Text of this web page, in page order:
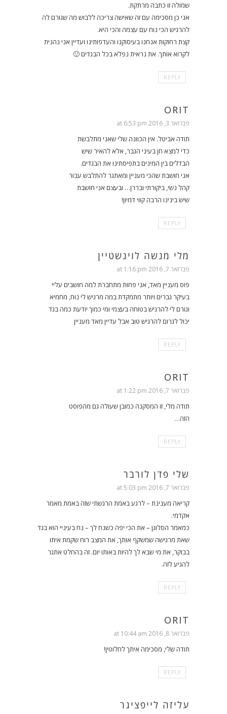
שמולה זו כתבה מרתקת.
אני כן מסכימה עם זה שאישה צריכה ללבוש מה שגורם לה
להרגיש הכי נוח עם עצמה והכי היא.
קצת רחוקות אנחנו בעיסוקנו והעדפותינו ועדיין אני נהנית
לקרוא אותך. את נראית נפלא בכל הבגדים 🙂
REPLY
ORIT
פברואר 3, 2016 at 6:53 pm
תודה אביטל. אין הכוונה שלי שאני מתלבשת
כדי למצא חן בעיני הגבר, אלא להאיר שיש
הבדלים בין המינים בתפיסתינו את הבגדים.
אני חושבת שהכי מעניין ומאתגר להתלבש עבור
קהל נשי, ביקורתי ובררן… ובעצם אני חושבת
שיש בינינו הרבה קווי דמיון!
REPLY
מלי מנשה לוינשטיין
פברואר 7, 2016 at 1:16 pm
פוס מעניין מאד, אני פחות מתחברת למה חושבים עליי
בעיקר גברים ויותר מתמקדת במה מרגיש לי נוח, מחמיא
וגורם לי להרגיש בטוחה בעצמי ומי כמוך יודעת כמה בגד
יכול לגרום להרגיש טוב אבל עדיין מאד מעניין
REPLY
ORIT
פברואר 7, 2016 at 1:22 pm
תודה מלי, זו המסקנה כמובן שעולה גם מהפוסט
הזה…
REPLY
שלי פדן לורבר
פברואר 7, 2016 at 5:03 pm
קריאה מענינת – לרגע באמת הרגשתי שזה באמת מאמר
אקדמי.
כמאמר הסלוגן – את הכי יפה כשנח לך – נח בעיניי הוא בגד
שאת מרגישה שמשקף אותך, את המצב רוח שקמת איתו
בבוקר, את מי שבא לך להיות באותו יום. זה בהחלט אתגר
להגיע לזה.
REPLY
ORIT
פברואר 8, 2016 at 10:44 am
תודה שלי, מסכימה איתך לחלוטין!
REPLY
עליזה לייפציגר